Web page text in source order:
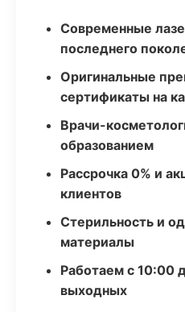
Современные
последнего
Оригинальные
сертификаты на
Врачи-
образованием
Рассрочка 0% и
клиентов
Стерильность и
материалы
Работаем с 10:00
выходных